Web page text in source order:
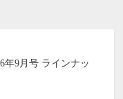
年9月号 ラインナッ